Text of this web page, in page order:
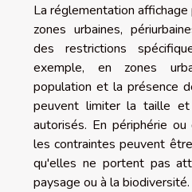
La réglementation
zones urbaines,
des restrictions
exemple, en zones
population et la présence
peuvent limiter la taille
autorisés. En périphérie
les contraintes peuvent
qu'elles ne portent pas
paysage ou à la biodiversité.